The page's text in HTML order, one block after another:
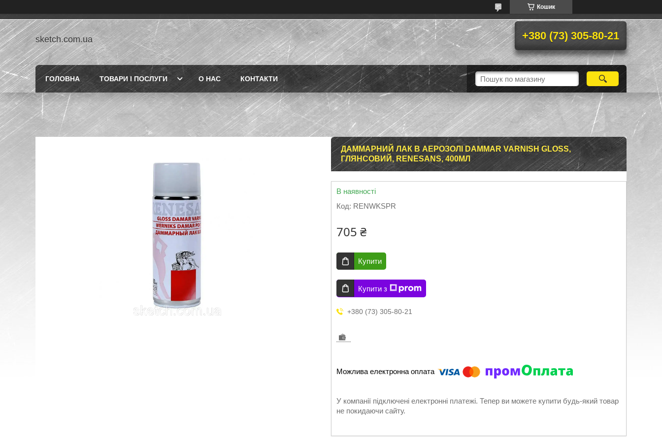
Кошик
sketch.com.ua +380 (73) 305-80-21
ГОЛОВНА ТОВАРИ І ПОСЛУГИ О НАС КОНТАКТИ
ДАММАРНИЙ ЛАК В АЕРОЗОЛІ DAMMAR VARNISH GLOSS,
ГЛЯНСОВИЙ, RENESANS, 400МЛ
В наявності
Код: RENWKSPR
705 ₴
Купити
Купити з
+380 (73) 305-80-21
У компанії підключені електронні платежі. Тепер ви можете купити будь-який товар
не покидаючи сайту.